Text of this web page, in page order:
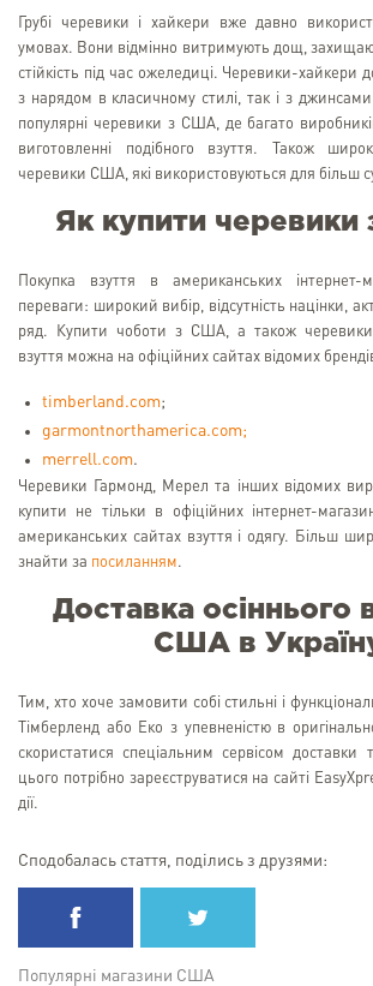
Грубі черевики і хайкери вже давно
умовах. Вони відмінно витримують дощ,
стійкість під час ожеледиці. Черевики-хайкери
з нарядом в класичному стилі, так і з
популярні черевики з США, де багато
виготовленні подібного взуття. Також
черевики США, які використовуються для більш
Як купити
Покупка взуття в американських інтернет-
переваги: широкий вибір, відсутність націнки,
ряд. Купити чоботи з США, а також
взуття можна на офіційних сайтах відомих
timberland.com;
garmontnorthamerica.com;
merrell.com.
Черевики Гармонд, Мерел та інших відомих
купити не тільки в офіційних інтернет-
американських сайтах взуття і одягу. Більш
знайти за посиланням.
Доставка осіннього
США в
Тим, хто хоче замовити собі стильні і
Тімберленд або Еко з упевненістю в
скористатися спеціальним сервісом
цього потрібно зареєструватися на сайті
дії.
Сподобалась стаття, поділись з друзями:
Популярні магазини США